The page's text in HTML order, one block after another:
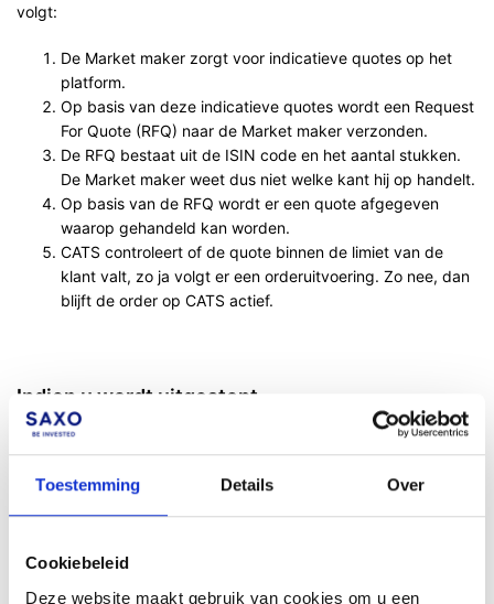
Toestemming Details Over
Cookiebeleid
Deze website maakt gebruik van cookies om u een
volgt:
De Market maker zorgt voor indicatieve quotes op het
platform.
Op basis van deze indicatieve quotes wordt een Request
For Quote (RFQ) naar de Market maker verzonden.
De RFQ bestaat uit de ISIN code en het aantal stukken.
De Market maker weet dus niet welke kant hij op handelt.
Op basis van de RFQ wordt er een quote afgegeven
waarop gehandeld kan worden.
CATS controleert of de quote binnen de limiet van de
klant valt, zo ja volgt er een orderuitvoering. Zo nee, dan
blijft de order op CATS actief.
Indien u wordt uitgestopt
ophoudt te bestaan. Als u belegd heeft met een ‘gewone’ turbo,
is de kans groot dat u dan recht heeft op de restwaarde. Als
Saxo beschikbaar is op uw rekening op T + 3. Dit betekent in
de praktijk dat als u bijvoorbeeld maandag wordt uitgestopt –